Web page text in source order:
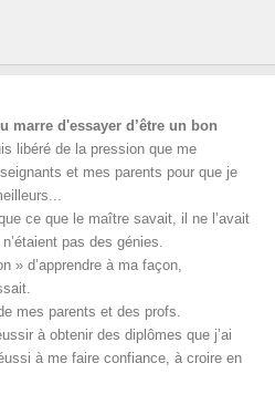
marre d'essayer d’être un bon
libéré de la pression que me
et mes parents pour que je
ce que le maître savait, il ne l’avait
pas des génies.
» d’apprendre à ma façon,
mes parents et des profs.
à obtenir des diplômes que j’ai
à me faire confiance, à croire en